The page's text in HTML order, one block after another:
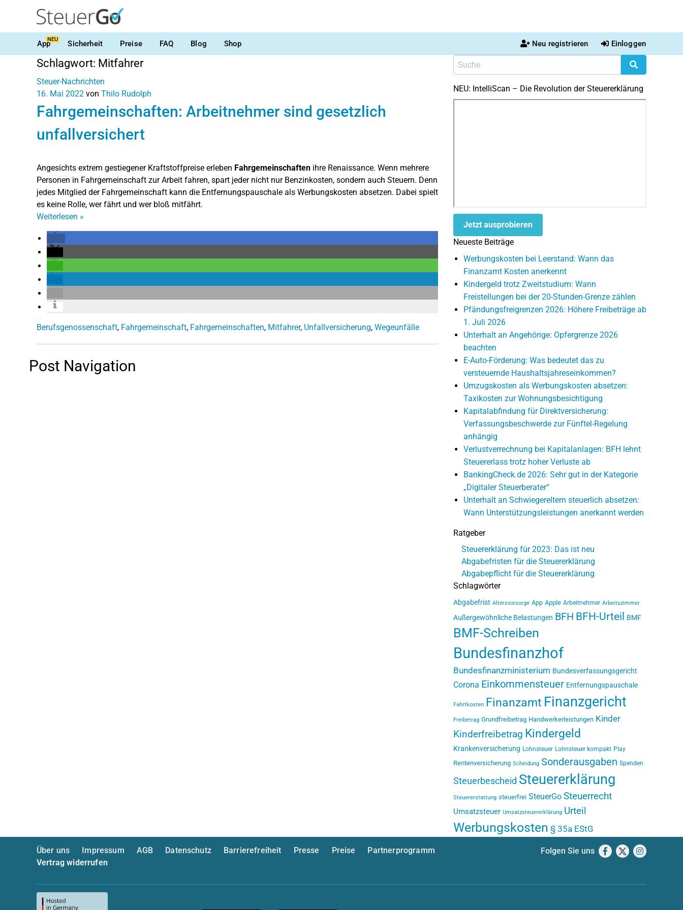
AppNEU Sicherheit Preise FAQ Blog Shop Neu registrieren Einloggen
Schlagwort: Mitfahrer
Steuer-Nachrichten
16. Mai 2022 von Thilo Rudolph
Fahrgemeinschaften: Arbeitnehmer sind gesetzlich
unfallversichert
Angesichts extrem gestiegener Kraftstoffpreise erleben Fahrgemeinschaften ihre Renaissance. Wenn mehrere
Personen in Fahrgemeinschaft zur Arbeit fahren, spart jeder nicht nur Benzinkosten, sondern auch Steuern. Denn
jedes Mitglied der Fahrgemeinschaft kann die Entfernungspauschale als Werbungskosten absetzen. Dabei spielt
es keine Rolle, wer fährt und wer bloß mitfährt.
Weiterlesen »
Berufsgenossenschaft, Fahrgemeinschaft, Fahrgemeinschaften, Mitfahrer, Unfallversicherung, Wegeunfälle
Post Navigation
NEU: IntelliScan – Die Revolution der Steuererklärung
Jetzt ausprobieren
Neueste Beiträge
Werbungskosten bei Leerstand: Wann das
Finanzamt Kosten anerkennt
Kindergeld trotz Zweitstudium: Wann
Freistellungen bei der 20-Stunden-Grenze zählen
Pfändungsfreigrenzen 2026: Höhere Freibeträge ab
1. Juli 2026
Unterhalt an Angehörige: Opfergrenze 2026
beachten
E-Auto-Förderung: Was bedeutet das zu
versteuernde Haushaltsjahreseinkommen?
Umzugskosten als Werbungskosten absetzen:
Taxikosten zur Wohnungsbesichtigung
Kapitalabfindung für Direktversicherung:
Verfassungsbeschwerde zur Fünftel-Regelung
anhängig
Verlustverrechnung bei Kapitalanlagen: BFH lehnt
Steuererlass trotz hoher Verluste ab
BankingCheck.de 2026: Sehr gut in der Kategorie
„Digitaler Steuerberater“
Unterhalt an Schwiegereltern steuerlich absetzen:
Wann Unterstützungsleistungen anerkannt werden
Ratgeber
Steuererklärung für 2023: Das ist neu
Abgabefristen für die Steuererklärung
Abgabepflicht für die Steuererklärung
Schlagwörter
Abgabefrist Altersvorsorge App Apple Arbeitnehmer Arbeitszimmer
Außergewöhnliche Belastungen BFH BFH-Urteil BMF
BMF-Schreiben
Bundesfinanzhof
Bundesfinanzministerium Bundesverfassungsgericht
Corona Einkommensteuer Entfernungspauschale
Fahrtkosten Finanzamt Finanzgericht
Freibetrag Grundfreibetrag Handwerkerleistungen Kinder
Kinderfreibetrag Kindergeld
Krankenversicherung Lohnsteuer Lohnsteuer kompakt Play
Rentenversicherung Scheidung Sonderausgaben Spenden
Steuerbescheid Steuererklärung
Steuererstattung steuerfrei SteuerGo Steuerrecht
Umsatzsteuer Umsatzsteuererklärung Urteil
Werbungskosten § 35a EStG
Über uns Impressum AGB Datenschutz Barrierefreiheit Presse Preise
Partnerprogramm
Vertrag widerrufen
Folgen Sie uns Facebook
X Instagram